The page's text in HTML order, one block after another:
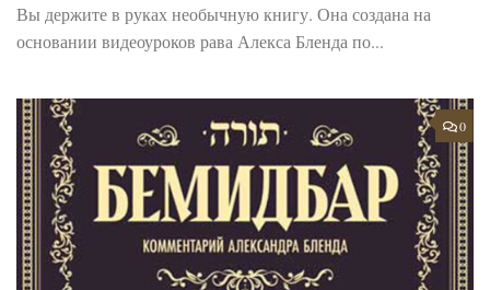
Вы держите в руках необычную книгу. Она создана на
основании видеоуроков рава Алекса Бленда по...
0